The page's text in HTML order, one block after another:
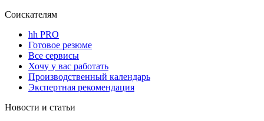
Соискателям
hh PRO
Готовое резюме
Все сервисы
Хочу у вас работать
Производственный календарь
Экспертная рекомендация
Новости и статьи